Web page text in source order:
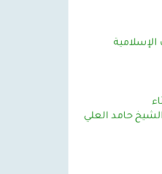
حامد العلي